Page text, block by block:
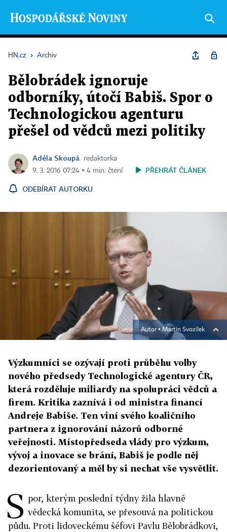
HN.cz › Archiv
Bělobrádek ignoruje
odborníky, útočí Babiš. Spor o
Technologickou agenturu
přešel od vědců mezi politiky
Adéla Skoupá
redaktorka
9. 3. 2016 07:24 ▪ 4 min. čtení
PŘEHRÁT ČLÁNEK
ODEBÍRAT AUTORKU
Autor ▪ Martin Svozílek
Výzkumníci se ozývají proti průběhu volby
nového předsedy Technologické agentury ČR,
která rozděluje miliardy na spolupráci vědců a
firem. Kritika zaznívá i od ministra financí
Andreje Babiše. Ten viní svého koaličního
partnera z ignorování názorů odborné
veřejnosti. Místopředseda vlády pro výzkum,
vývoj a inovace se brání, Babiš je podle něj
dezorientovaný a měl by si nechat vše vysvětlit.
S por, kterým poslední týdny žila hlavně
vědecká komunita, se přesouvá na politickou
půdu. Proti lidoveckému šéfovi Pavlu Bělobrádkovi,